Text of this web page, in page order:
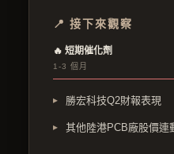
📍 接下來觀察
🔥 短期催化劑
1-3 個月
勝宏科技Q2財報表現
其他陸港PCB廠股價連